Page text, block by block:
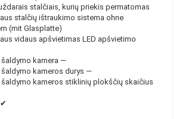
stalčiais, kurių priekis permatomas
stalčių ištraukimo sistema ohne
(mit Glasplatte)
vidaus apšvietimas LED apšvietimo
kamera —
kameros durys —
kameros stiklinių plokščių skaičius
✔